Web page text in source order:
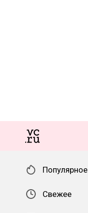
Популярное
Свежее